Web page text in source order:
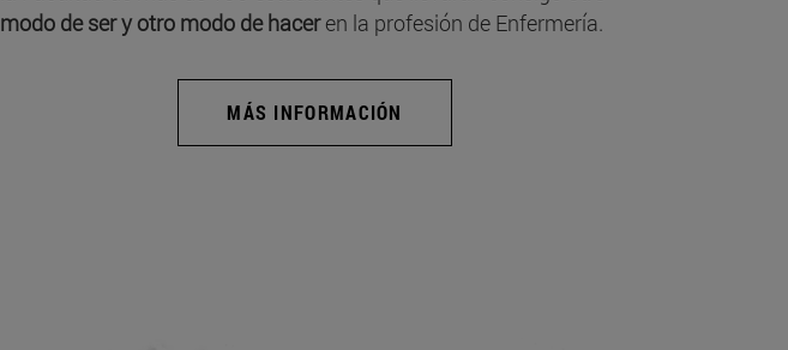
modo de ser y otro modo de haceren la profesión de Enfermería.
MÁS INFORMACIÓN